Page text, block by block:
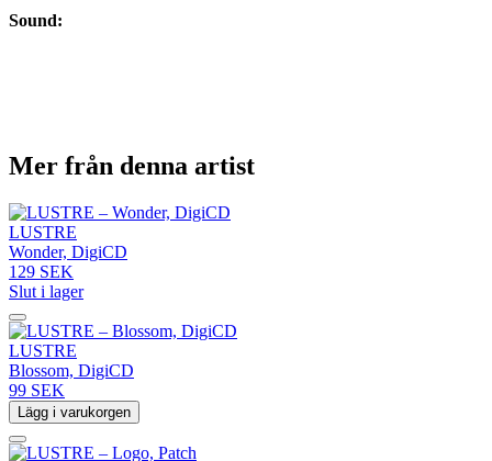
Sound:
Mer från denna artist
LUSTRE
Wonder, DigiCD
129 SEK
Slut i lager
LUSTRE
Blossom, DigiCD
99 SEK
Lägg i varukorgen